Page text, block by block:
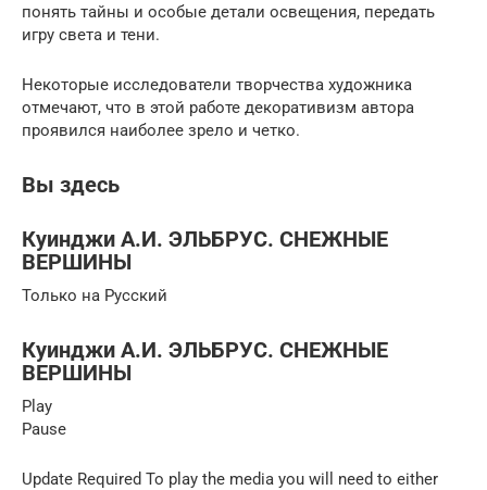
понять тайны и особые детали освещения, передать
игру света и тени.
Некоторые исследователи творчества художника
отмечают, что в этой работе декоративизм автора
проявился наиболее зрело и четко.
Вы здесь
Куинджи А.И. ЭЛЬБРУС. СНЕЖНЫЕ
ВЕРШИНЫ
Только на Русский
Куинджи А.И. ЭЛЬБРУС. СНЕЖНЫЕ
ВЕРШИНЫ
Play
Pause
Update Required To play the media you will need to either